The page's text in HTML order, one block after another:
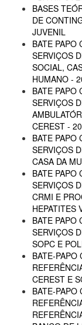
BASES
DE
JUVENIL
BATE PAPO
SERVIÇOS
SOCIAL,
HUMANO -
BATE PAPO
SERVIÇOS
CEREST -
BATE PAPO
SERVIÇOS
CASA DA
BATE PAPO
SERVIÇOS
CRMI E
HEPATITES
BATE PAPO
SERVIÇOS
SOPC E
BATE-PAPO
CEREST E
BATE-PAPO